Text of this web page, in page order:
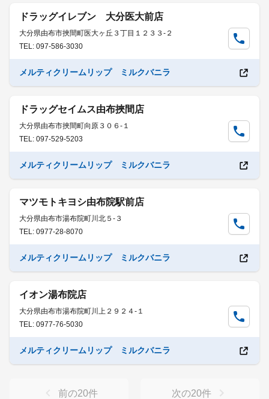
ドラッグイレブン 大分医大前店
大分県由布市挾間町医大ヶ丘３丁目１２３３-２
TEL: 097-586-3030
メルティクリームリップ ミルクバニラ
ドラッグセイムス由布挾間店
大分県由布市挾間町向原３０６-１
TEL: 097-529-5203
メルティクリームリップ ミルクバニラ
マツモトキヨシ由布院駅前店
大分県由布市湯布院町川北５-３
TEL: 0977-28-8070
メルティクリームリップ ミルクバニラ
イオン湯布院店
大分県由布市湯布院町川上２９２４-１
TEL: 0977-76-5030
メルティクリームリップ ミルクバニラ
前の20件 次の20件